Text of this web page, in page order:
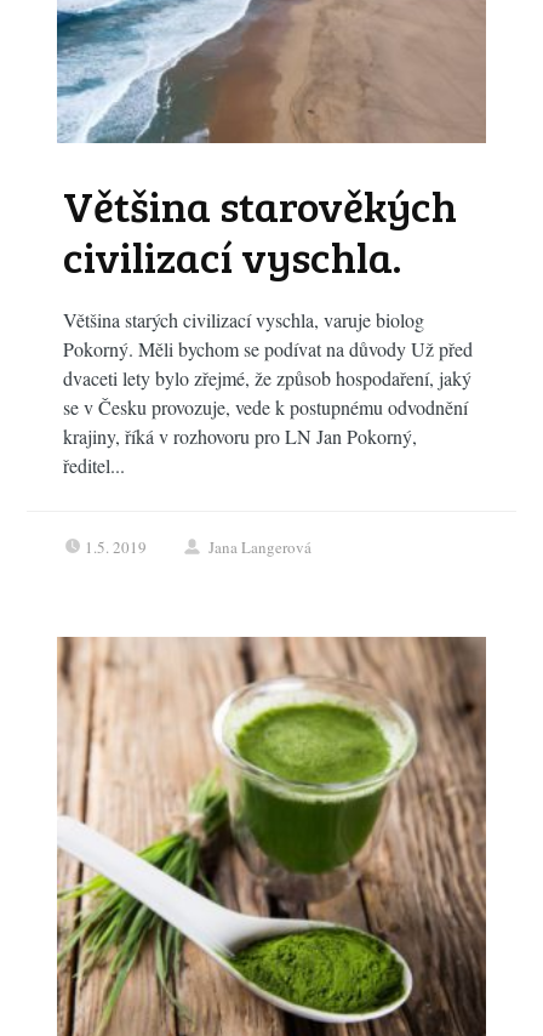
Většina starověkých
civilizací vyschla.
Většina starých civilizací vyschla, varuje biolog
Pokorný. Měli bychom se podívat na důvody Už před
dvaceti lety bylo zřejmé, že způsob hospodaření, jaký
se v Česku provozuje, vede k postupnému odvodnění
krajiny, říká v rozhovoru pro LN Jan Pokorný,
ředitel...
1.5. 2019 Jana Langerová